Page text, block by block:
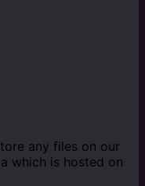
any files on our
which is hosted on